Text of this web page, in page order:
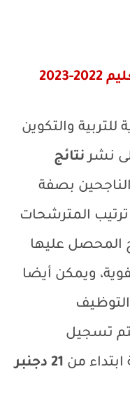
2023
والتكوين
نتائج
الناجحين بصفة
ترتيب المترشحات
المحصل عليها
ويمكن أيضا
التوظيف
تسجيل
ابتداء من
21 دجنبر